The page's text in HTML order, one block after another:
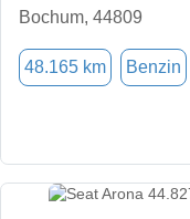
Bochum, 44809
48.165 km Benzin